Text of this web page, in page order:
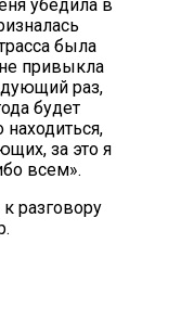
убедила в
была
привыкла
раз,
будет
за это я
всем».
разговору